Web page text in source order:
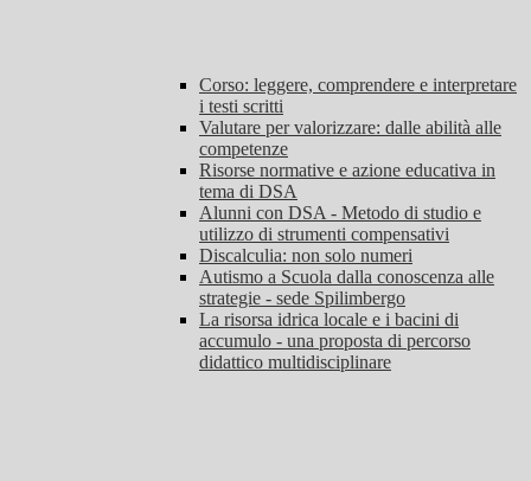
Corso: leggere, comprendere e interpretare
i testi scritti
Valutare per valorizzare: dalle abilità alle
competenze
Risorse normative e azione educativa in
tema di DSA
Alunni con DSA - Metodo di studio e
utilizzo di strumenti compensativi
Discalculia: non solo numeri
Autismo a Scuola dalla conoscenza alle
strategie - sede Spilimbergo
La risorsa idrica locale e i bacini di
accumulo - una proposta di percorso
didattico multidisciplinare